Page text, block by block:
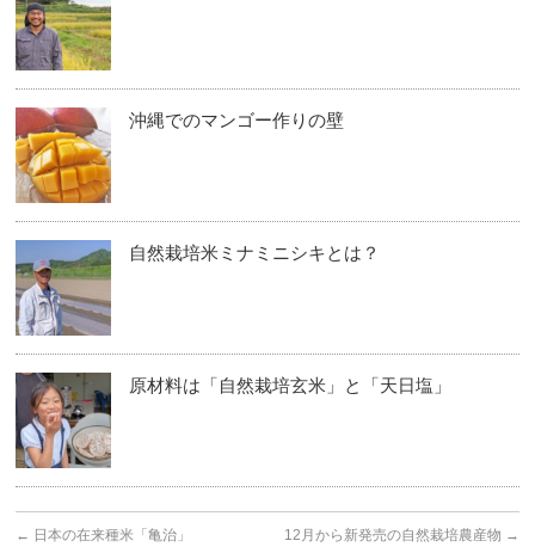
沖縄でのマンゴー作りの壁
自然栽培米ミナミニシキとは？
原材料は「自然栽培玄米」と「天日塩」
← 日本の在来種米「亀治」 12月から新発売の自然栽培農産物 →